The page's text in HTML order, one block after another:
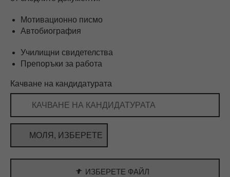
Мотивационно писмо
Автобиография
Училищни свидетелства
Препоръки за работа
Качване на кандидатурата
КАЧВАНЕ НА КАНДИДАТУРАТА
МОЛЯ, ИЗБЕРЕТЕ
ИЗБЕРЕТЕ ФАЙЛ